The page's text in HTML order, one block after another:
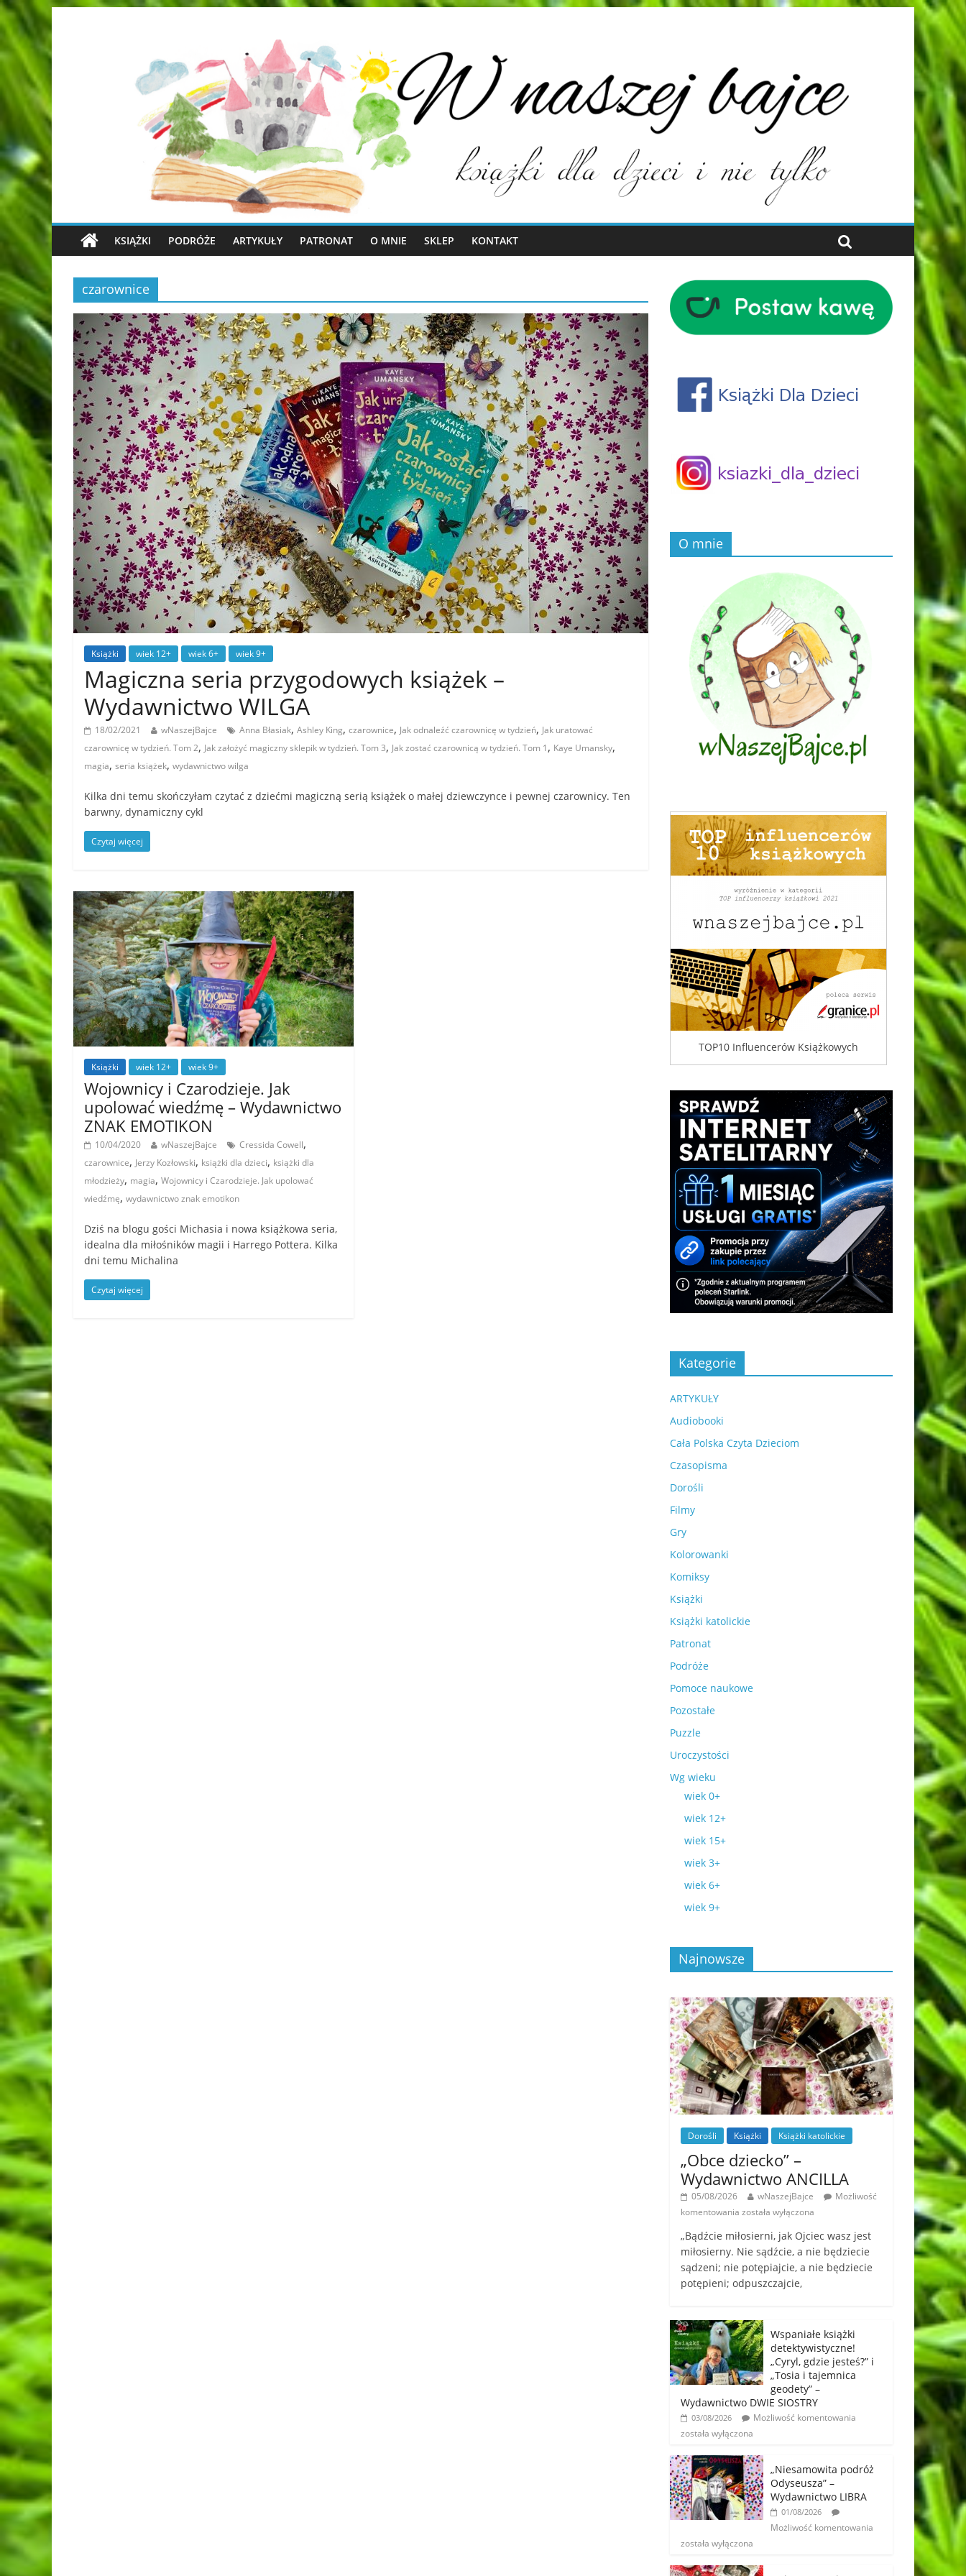
KSIĄŻKI PODRÓŻE ARTYKUŁY PATRONAT O MNIE SKLEP KONTAKT
czarownice
Książki wiek 12+ wiek 6+ wiek 9+
Magiczna seria przygodowych książek –
Wydawnictwo WILGA
18/02/2021 wNaszejBajce Anna Błasiak, Ashley King, czarownice, Jak odnaleźć czarownicę w tydzień, Jak uratować
czarownicę w tydzień. Tom 2, Jak założyć magiczny sklepik w tydzień. Tom 3, Jak zostać czarownicą w tydzień. Tom 1 , Kaye Umansky,
magia, seria książek, wydawnictwo wilga
Kilka dni temu skończyłam czytać z dziećmi magiczną serią książek o małej dziewczynce i pewnej czarownicy. Ten
barwny, dynamiczny cykl
Czytaj więcej
Książki wiek 12+ wiek 9+
Wojownicy i Czarodzieje. Jak
upolować wiedźmę – Wydawnictwo
ZNAK EMOTIKON
10/04/2020 wNaszejBajce Cressida Cowell,
czarownice, Jerzy Kozłowski, książki dla dzieci, książki dla
młodzieży, magia, Wojownicy i Czarodzieje. Jak upolować
wiedźmę, wydawnictwo znak emotikon
Dziś na blogu gości Michasia i nowa książkowa seria,
idealna dla miłośników magii i Harrego Pottera. Kilka
dni temu Michalina
Czytaj więcej
O mnie
TOP10 Influencerów Książkowych
Kategorie
ARTYKUŁY
Audiobooki
Cała Polska Czyta Dzieciom
Czasopisma
Dorośli
Filmy
Gry
Kolorowanki
Komiksy
Książki
Książki katolickie
Patronat
Podróże
Pomoce naukowe
Pozostałe
Puzzle
Uroczystości
Wg wieku
wiek 0+
wiek 12+
wiek 15+
wiek 3+
wiek 6+
wiek 9+
Najnowsze
Dorośli Książki Książki katolickie
„Obce dziecko” –
Wydawnictwo ANCILLA
05/08/2026 wNaszejBajce
Możliwość
komentowania została wyłączona
„Bądźcie miłosierni, jak Ojciec wasz jest
miłosierny. Nie sądźcie, a nie będziecie
sądzeni; nie potępiajcie, a nie będziecie
potępieni; odpuszczajcie,
Wspaniałe książki
detektywistyczne!
„Cyryl, gdzie jesteś?” i
„Tosia i tajemnica
geodety” –
Wydawnictwo DWIE SIOSTRY
03/08/2026
Możliwość komentowania
została wyłączona
„Niesamowita podróż
Odyseusza” –
Wydawnictwo LIBRA
01/08/2026
Możliwość komentowania
została wyłączona